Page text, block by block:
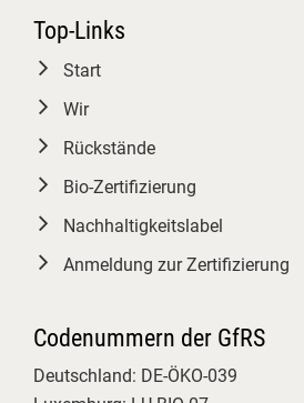
29.07.2026
an der Uni Gießen – die
🔍
Nach den theoretischen
Top-Links
Start
Wir
Rückstände
Bio-Zertifizierung
Nachhaltigkeitslabel
Anmeldung zur Zertifizierung
Codenummern der GfRS
Deutschland: DE-ÖKO-039